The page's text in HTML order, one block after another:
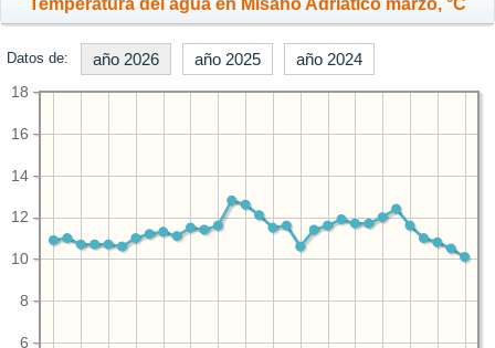
Temperatura del agua en Misano Adriatico marzo, °C
Datos de: año 2026 año 2025 año 2024
6
8
10
12
14
16
18